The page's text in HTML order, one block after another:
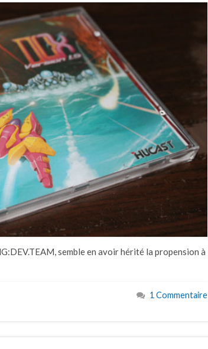
semble en avoir hérité la propension à
1 Commentaire